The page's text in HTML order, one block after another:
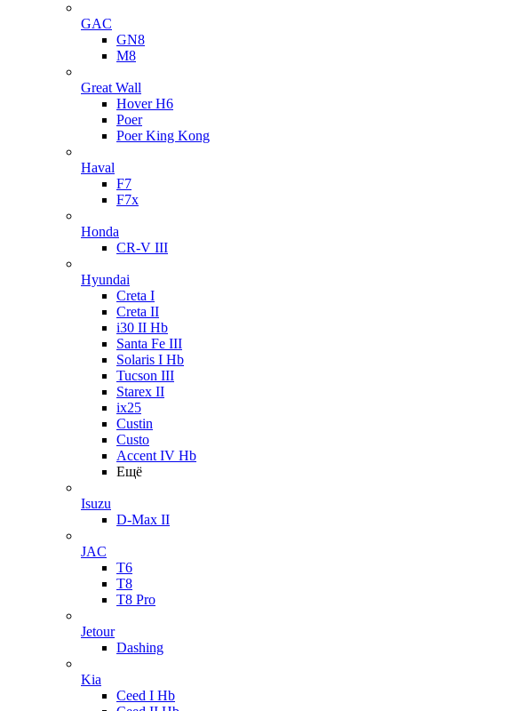
GAC
GN8
M8
Great Wall
Hover H6
Poer
Poer King Kong
Haval
F7
F7x
Honda
CR-V III
Hyundai
Creta I
Creta II
i30 II Hb
Santa Fe III
Solaris I Hb
Tucson III
Starex II
ix25
Custin
Custo
Accent IV Hb
Ещё
Isuzu
D-Max II
JAC
T6
T8
T8 Pro
Jetour
Dashing
Kia
Ceed I Hb